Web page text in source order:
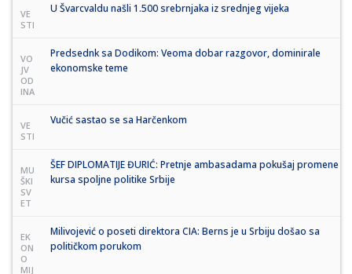
VE
STI
U Švarcvaldu našli 1.500 srebrnjaka iz srednjeg vijeka
VO
JV
OD
INA
Predsednk sa Dodikom: Veoma dobar razgovor, dominirale
ekonomske teme
VE
STI
Vučić sastao se sa Harčenkom
MU
ŠKI
SV
ET
ŠEF DIPLOMATIJE ĐURIĆ: Pretnje ambasadama pokušaj promene
kursa spoljne politike Srbije
EK
ON
O
MIJ
Milivojević o poseti direktora CIA: Berns je u Srbiju došao sa
političkom porukom